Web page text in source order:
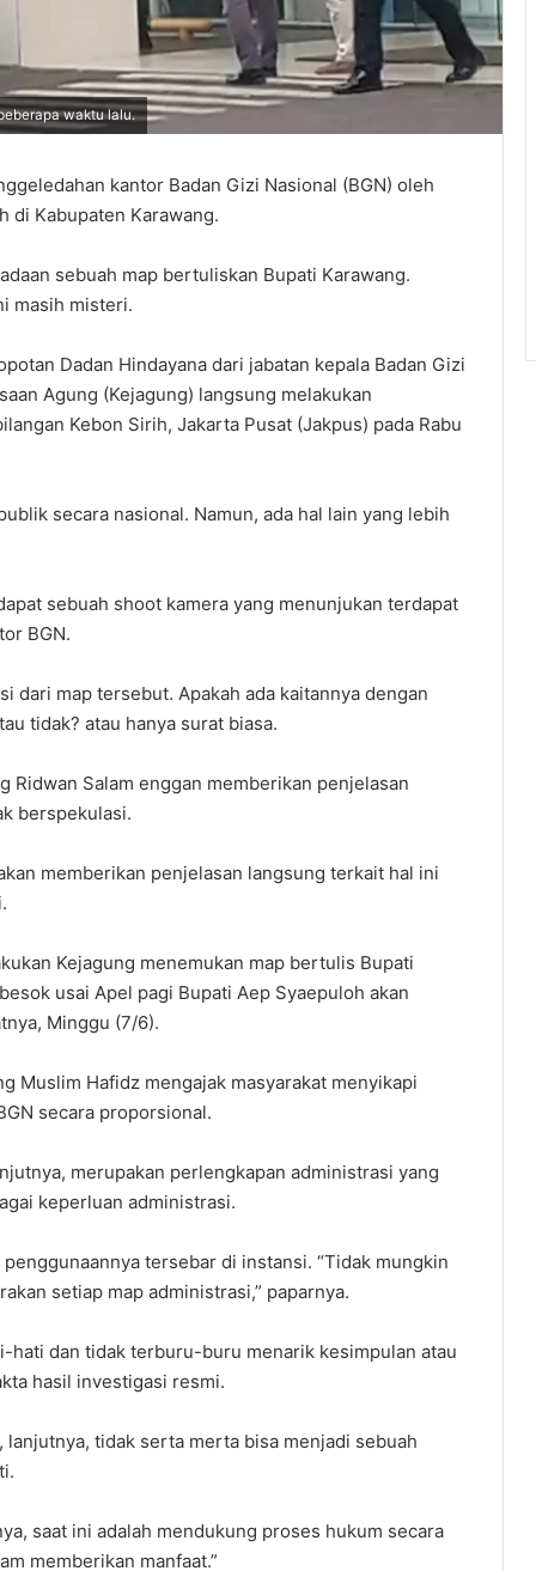
waktu lalu.
kantor Badan Gizi Nasional (BGN) oleh
di Kabupaten Karawang.
sebuah map bertuliskan Bupati Karawang.
masih misteri.
Dadan Hindayana dari jabatan kepala Badan Gizi
Agung (Kejagung) langsung melakukan
Kebon Sirih, Jakarta Pusat (Jakpus) pada Rabu
secara nasional. Namun, ada hal lain yang lebih
sebuah shoot kamera yang menunjukan terdapat
BGN.
map tersebut. Apakah ada kaitannya dengan
tidak? atau hanya surat biasa.
Ridwan Salam enggan memberikan penjelasan
berspekulasi.
memberikan penjelasan langsung terkait hal ini
Kejagung menemukan map bertulis Bupati
usai Apel pagi Bupati Aep Syaepuloh akan
Minggu (7/6).
Muslim Hafidz mengajak masyarakat menyikapi
secara proporsional.
merupakan perlengkapan administrasi yang
keperluan administrasi.
tersebar di instansi. “Tidak mungkin
setiap map administrasi,” paparnya.
dan tidak terburu-buru menarik kesimpulan atau
hasil investigasi resmi.
tidak serta merta bisa menjadi sebuah
saat ini adalah mendukung proses hukum secara
memberikan manfaat.”